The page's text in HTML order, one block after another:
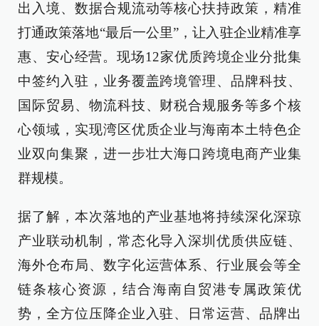
出入境、数据合规流动等核心扶持政策，精准
打通政策落地“最后一公里”，让入驻企业精准享
惠、安心经营。现场12家优质跨境企业分批集
中签约入驻，业务覆盖跨境管理、品牌科技、
国际贸易、物流科技、财税合规服务等多个核
心领域，实现湾区优质企业与海南本土特色企
业双向集聚，进一步壮大海口跨境电商产业集
群规模。
据了解，本次落地的产业基地将持续深化深琼
产业联动机制，常态化导入深圳优质供应链、
海外仓布局、数字化运营体系、行业展会等全
链条核心资源，结合海南自贸港专属政策优
势，全方位压降企业入驻、日常运营、品牌出